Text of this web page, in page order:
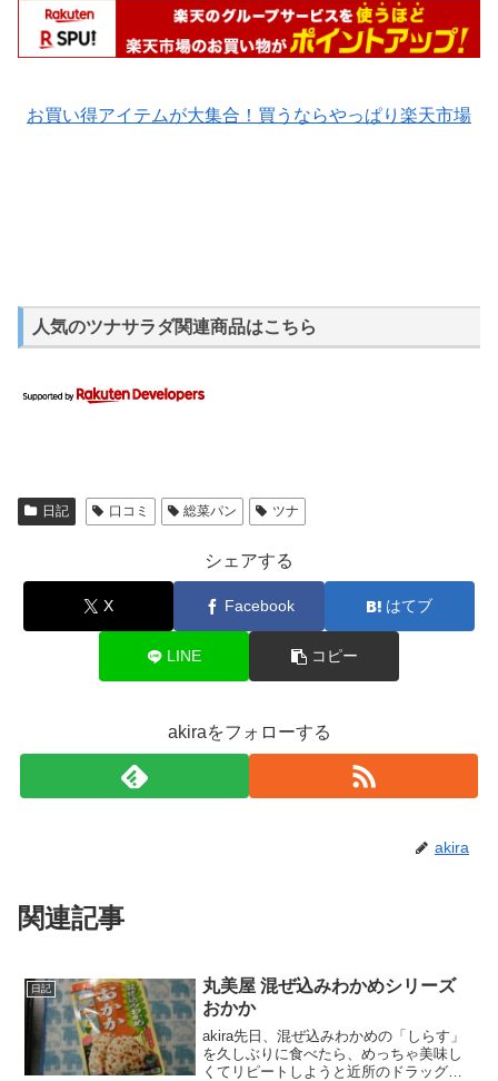
お買い得アイテムが大集合！買うならやっぱり楽天市場
人気のツナサラダ関連商品はこちら
日記 口コミ 総菜パン ツナ
シェアする
X Facebook はてブ
LINE コピー
akiraをフォローする
akira
関連記事
日記
丸美屋 混ぜ込みわかめシリーズ
おかか
akira先日、混ぜ込みわかめの「しらす」
を久しぶりに食べたら、めっちゃ美味し
くてリピートしようと近所のドラッグス